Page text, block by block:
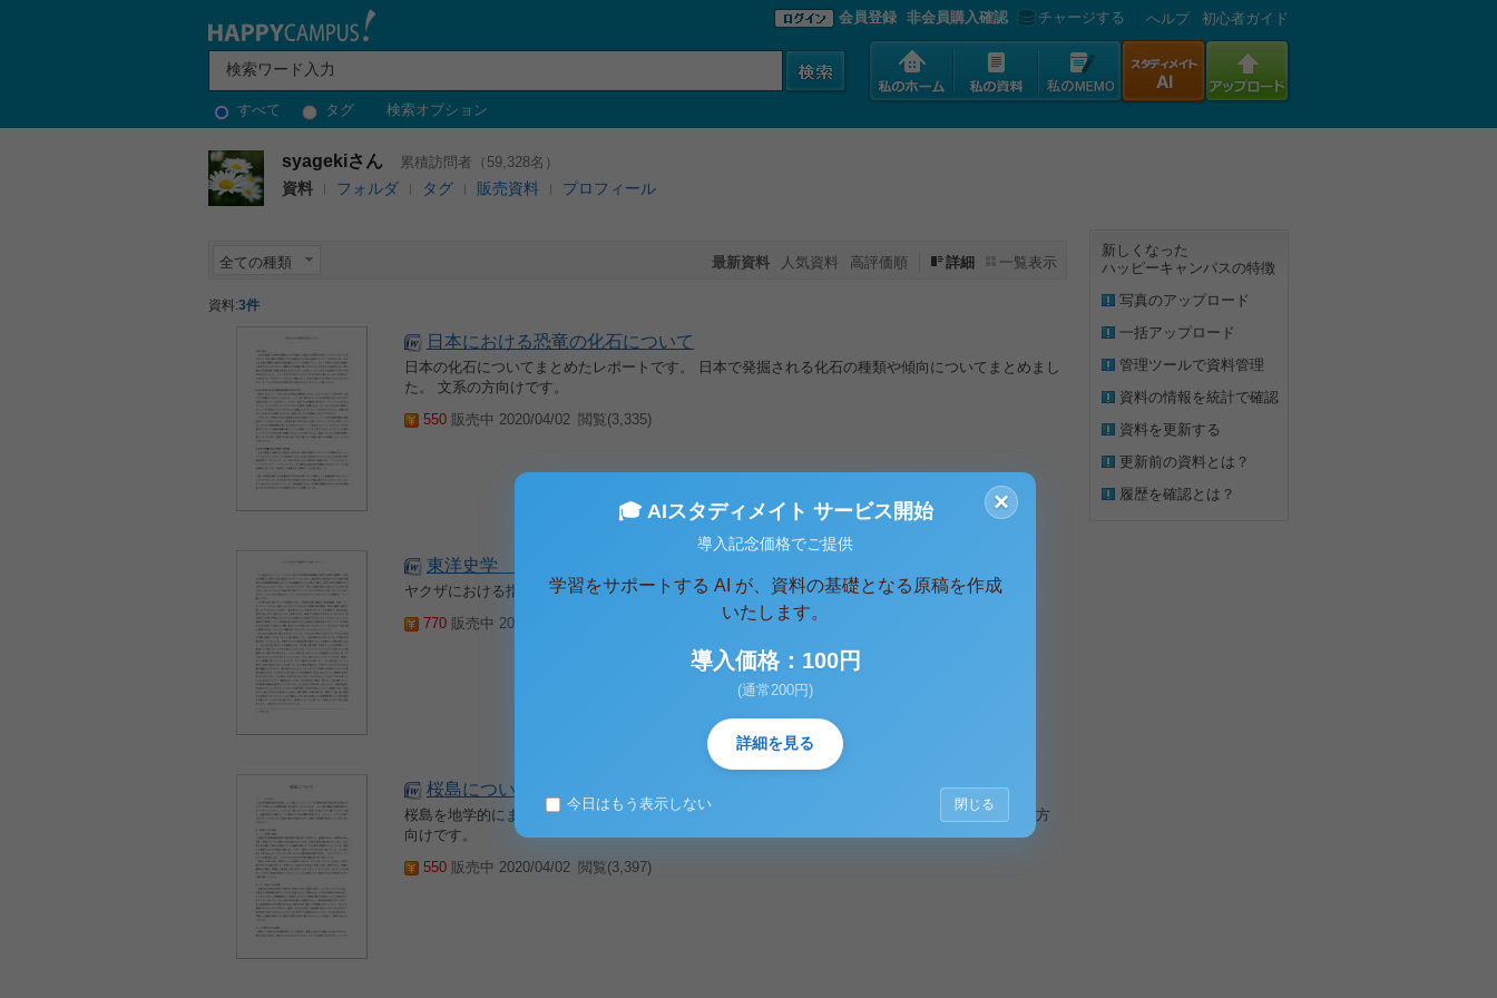
すべて タグ 検索オプション
会員登録 非会員購入確認 チャージする へルプ 初心者ガイド
syagekiさん 累積訪問者（59,328名）
資料 フォルダ タグ 販売資料 プロフィール
全ての種類 最新資料 人気資料 高評価順 詳細 一覧表示
資料:3件
日本における恐竜の化石について
日本の化石についてまとめたレポートです。 日本で発掘される化石の種類や傾向についてまとめまし
た。 文系の方向けです。
550 販売中 2020/04/02 閲覧(3,335)
東洋史学 ヤクザと指詰め
ヤクザにおける指詰めをまとめたレポートです。 指詰めを歴史的にまとめました。
770 販売中 2020/04/02
桜島について
桜島を地学的にまとめたレポートです。 地質、火山、地震に関する内容をまとめました。 文系の方
向けです。
550 販売中 2020/04/02 閲覧(3,397)
新しくなった
ハッピーキャンパスの特徴
写真のアップロード
一括アップロード
管理ツールで資料管理
資料の情報を統計で確認
資料を更新する
更新前の資料とは？
履歴を確認とは？
×
🎓 AIスタディメイト サービス開始
導入記念価格でご提供
学習をサポートする AI が、資料の基礎となる原稿を作成
いたします。
導入価格：100円
(通常200円)
詳細を見る
今日はもう表示しない 閉じる